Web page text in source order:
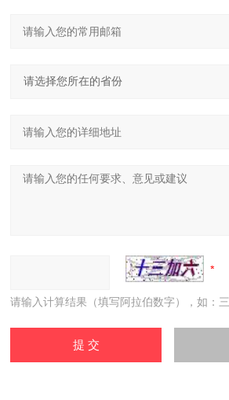
请输入计算结果（填写阿拉伯数字），如：